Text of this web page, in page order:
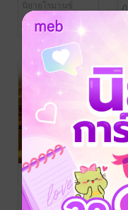
นิยายโรมานซ์
No Rating
ราชินีทะเลทราย
ภาคิน
นิยายโรมานซ์